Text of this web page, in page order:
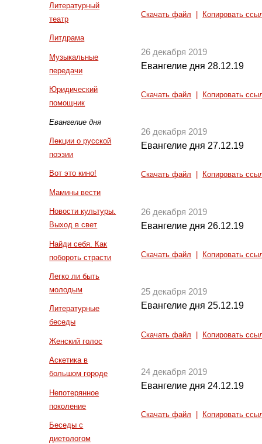
Литературный
театр
Литдрама
Музыкальные
передачи
Юридический
помощник
Евангелие дня
Лекции о русской
поэзии
Вот это кино!
Мамины вести
Новости культуры.
Выход в свет
Найди себя. Как
побороть страсти
Легко ли быть
молодым
Литературные
беседы
Женский голос
Аскетика в
большом городе
Непотерянное
поколение
Беседы с
диетологом
Скачать файл Копировать
26 декабря 2019
Евангелие дня 28.12.19
Скачать файл Копировать
26 декабря 2019
Евангелие дня 27.12.19
Скачать файл Копировать
26 декабря 2019
Евангелие дня 26.12.19
Скачать файл Копировать
25 декабря 2019
Евангелие дня 25.12.19
Скачать файл Копировать
24 декабря 2019
Евангелие дня 24.12.19
Скачать файл Копировать